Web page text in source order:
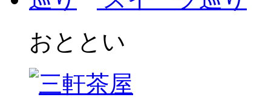
おととい